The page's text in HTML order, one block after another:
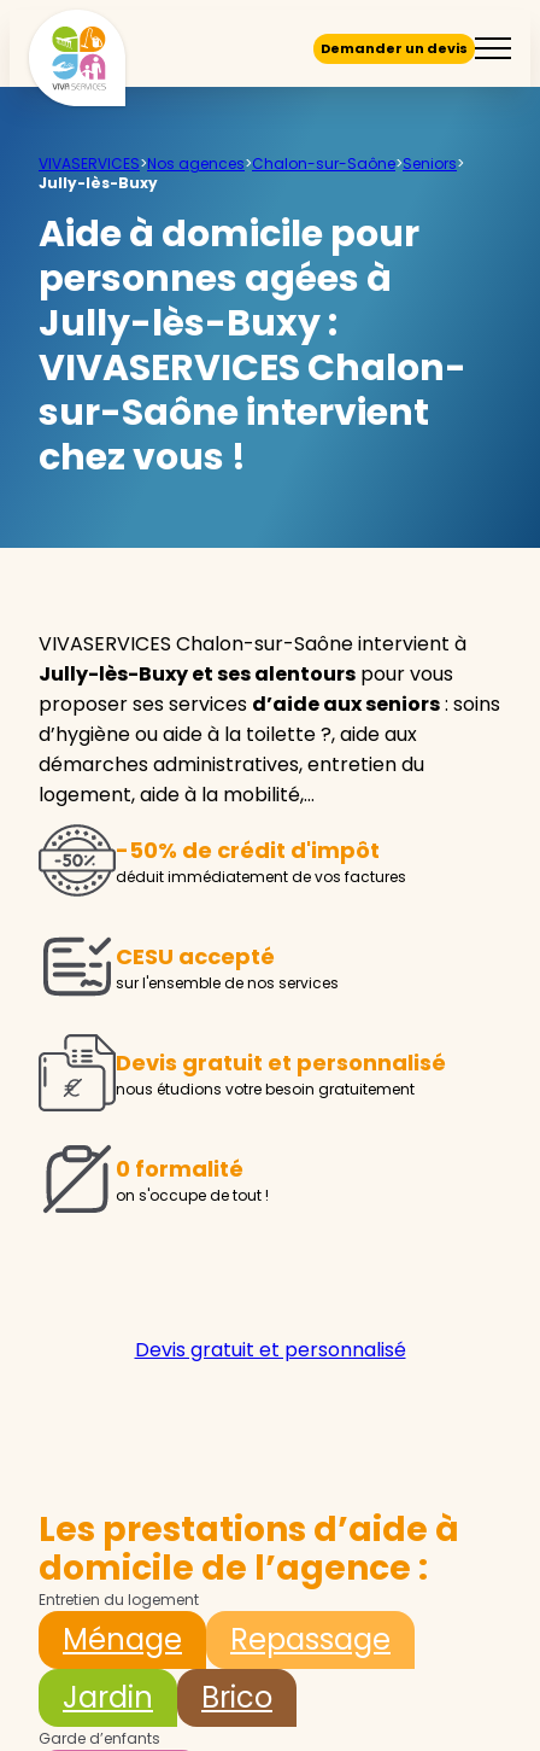
Demander un devis
VIVASERVICES>Nos agences>Chalon-sur-Saône>Seniors>
Jully-lès-Buxy
Aide à domicile pour
personnes agées à
Jully-lès-Buxy :
VIVASERVICES Chalon-
sur-Saône intervient
chez vous !
VIVASERVICES Chalon-sur-Saône intervient à
Jully-lès-Buxy et ses alentours pour vous
proposer ses services d’aide aux seniors: soins
d’hygiène ou aide à la toilette ?, aide aux
démarches administratives, entretien du
logement, aide à la mobilité,…
-50% de crédit d'impôt
déduit immédiatement de vos factures
CESU accepté
sur l'ensemble de nos services
Devis gratuit et personnalisé
nous étudions votre besoin gratuitement
0 formalité
on s'occupe de tout !
Devis gratuit et personnalisé
Les prestations d’aide à
domicile de l’agence :
Entretien du logement
Ménage
Repassage
Jardin
Brico
Garde d’enfants